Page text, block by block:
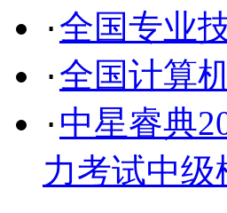
· 全国专业
· 全国计算
· 中星睿典
力考试中级